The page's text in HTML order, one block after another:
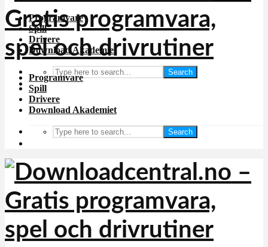
Programvare
Spill
Drivere
Download Akademiet
Search
Programvare
Spill
Drivere
Download Akademiet
Search